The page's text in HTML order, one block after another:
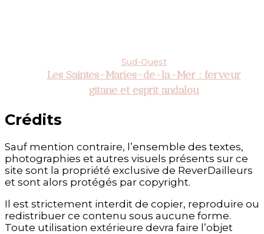
Sud-Ouest
Les Saintes-Maries-de-la-Mer : ferveur
gitane et esprit andalou
Crédits
Sauf mention contraire, l’ensemble des textes,
photographies et autres visuels présents sur ce
site sont la propriété exclusive de ReverDailleurs
et sont alors protégés par copyright.
Il est strictement interdit de copier, reproduire ou
redistribuer ce contenu sous aucune forme.
Toute utilisation extérieure devra faire l’objet